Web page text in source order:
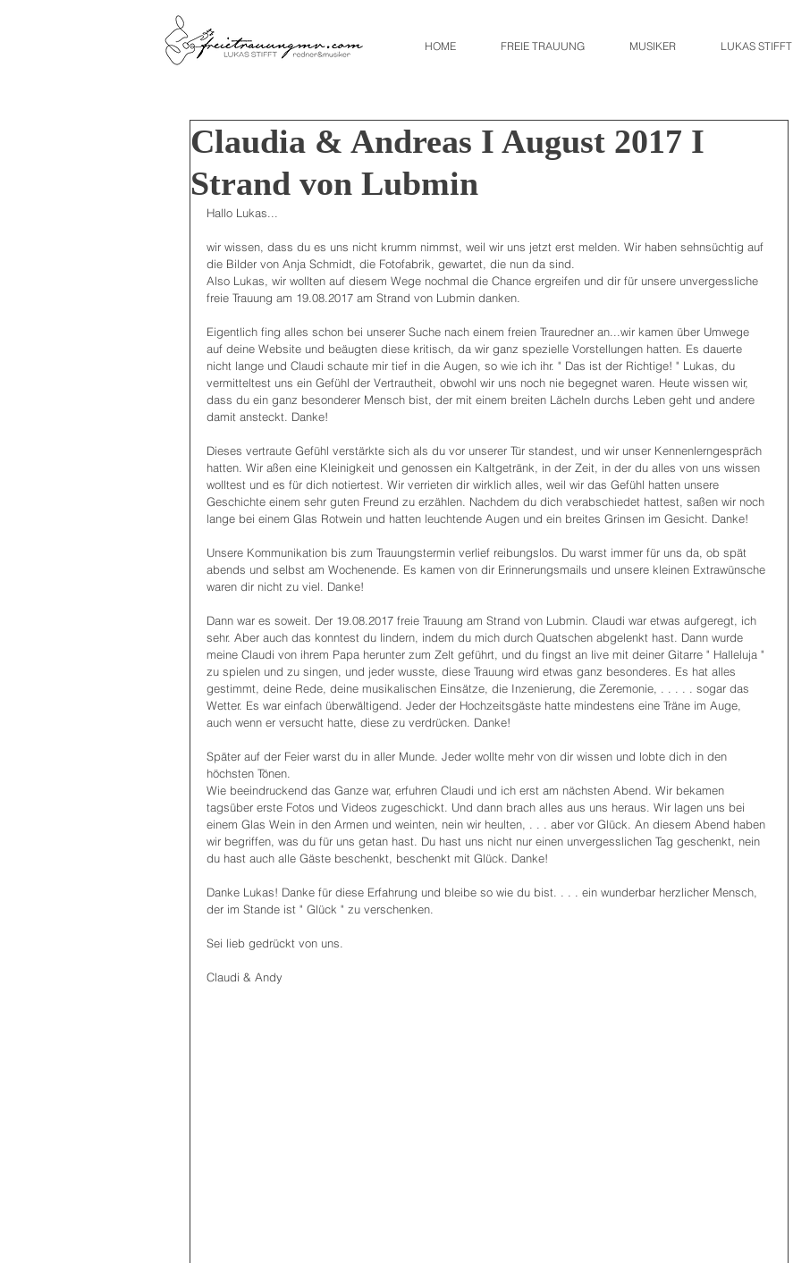
HOME FREIE TRAUUNG MUSIKER LUKAS STIFFT
Claudia & Andreas I August 2017 I
Strand von Lubmin
Hallo Lukas...
wir wissen, dass du es uns nicht krumm nimmst, weil wir uns jetzt erst melden. Wir haben sehnsüchtig auf
die Bilder von Anja Schmidt, die Fotofabrik, gewartet, die nun da sind.
Also Lukas, wir wollten auf diesem Wege nochmal die Chance ergreifen und dir für unsere unvergessliche
freie Trauung am 19.08.2017 am Strand von Lubmin danken.
Eigentlich fing alles schon bei unserer Suche nach einem freien Trauredner an...wir kamen über Umwege
auf deine Website und beäugten diese kritisch, da wir ganz spezielle Vorstellungen hatten. Es dauerte
nicht lange und Claudi schaute mir tief in die Augen, so wie ich ihr. " Das ist der Richtige! " Lukas, du
vermitteltest uns ein Gefühl der Vertrautheit, obwohl wir uns noch nie begegnet waren. Heute wissen wir,
dass du ein ganz besonderer Mensch bist, der mit einem breiten Lächeln durchs Leben geht und andere
damit ansteckt. Danke!
Dieses vertraute Gefühl verstärkte sich als du vor unserer Tür standest, und wir unser Kennenlerngespräch
hatten. Wir aßen eine Kleinigkeit und genossen ein Kaltgetränk, in der Zeit, in der du alles von uns wissen
wolltest und es für dich notiertest. Wir verrieten dir wirklich alles, weil wir das Gefühl hatten unsere
Geschichte einem sehr guten Freund zu erzählen. Nachdem du dich verabschiedet hattest, saßen wir noch
lange bei einem Glas Rotwein und hatten leuchtende Augen und ein breites Grinsen im Gesicht. Danke!
Unsere Kommunikation bis zum Trauungstermin verlief reibungslos. Du warst immer für uns da, ob spät
abends und selbst am Wochenende. Es kamen von dir Erinnerungsmails und unsere kleinen Extrawünsche
waren dir nicht zu viel. Danke!
Dann war es soweit. Der 19.08.2017 freie Trauung am Strand von Lubmin. Claudi war etwas aufgeregt, ich
sehr. Aber auch das konntest du lindern, indem du mich durch Quatschen abgelenkt hast. Dann wurde
meine Claudi von ihrem Papa herunter zum Zelt geführt, und du fingst an live mit deiner Gitarre " Halleluja "
zu spielen und zu singen, und jeder wusste, diese Trauung wird etwas ganz besonderes. Es hat alles
gestimmt, deine Rede, deine musikalischen Einsätze, die Inzenierung, die Zeremonie, . . . . . sogar das
Wetter. Es war einfach überwältigend. Jeder der Hochzeitsgäste hatte mindestens eine Träne im Auge,
auch wenn er versucht hatte, diese zu verdrücken. Danke!
Später auf der Feier warst du in aller Munde. Jeder wollte mehr von dir wissen und lobte dich in den
höchsten Tönen.
Wie beeindruckend das Ganze war, erfuhren Claudi und ich erst am nächsten Abend. Wir bekamen
tagsüber erste Fotos und Videos zugeschickt. Und dann brach alles aus uns heraus. Wir lagen uns bei
einem Glas Wein in den Armen und weinten, nein wir heulten, . . . aber vor Glück. An diesem Abend haben
wir begriffen, was du für uns getan hast. Du hast uns nicht nur einen unvergesslichen Tag geschenkt, nein
du hast auch alle Gäste beschenkt, beschenkt mit Glück. Danke!
Danke Lukas! Danke für diese Erfahrung und bleibe so wie du bist. . . . ein wunderbar herzlicher Mensch,
der im Stande ist " Glück " zu verschenken.
Sei lieb gedrückt von uns.
Claudi & Andy